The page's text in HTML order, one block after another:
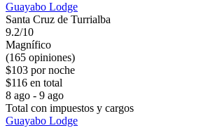
Guayabo Lodge
Santa Cruz de Turrialba
9.2/10
Magnífico
(165 opiniones)
$103 por noche
$116 en total
8 ago - 9 ago
Total con impuestos y cargos
Guayabo Lodge